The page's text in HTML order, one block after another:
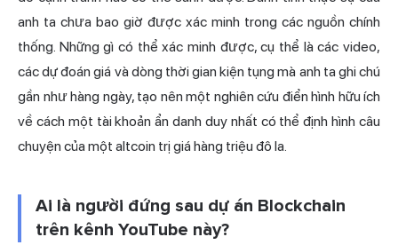
anh ta chưa bao giờ được xác minh trong các nguồn chính
thống. Những gì có thể xác minh được, cụ thể là các video,
các dự đoán giá và dòng thời gian kiện tụng mà anh ta ghi chú
gần như hàng ngày, tạo nên một nghiên cứu điển hình hữu ích
về cách một tài khoản ẩn danh duy nhất có thể định hình câu
chuyện của một altcoin trị giá hàng triệu đô la.
Ai là người đứng sau dự án Blockchain
trên kênh YouTube này?